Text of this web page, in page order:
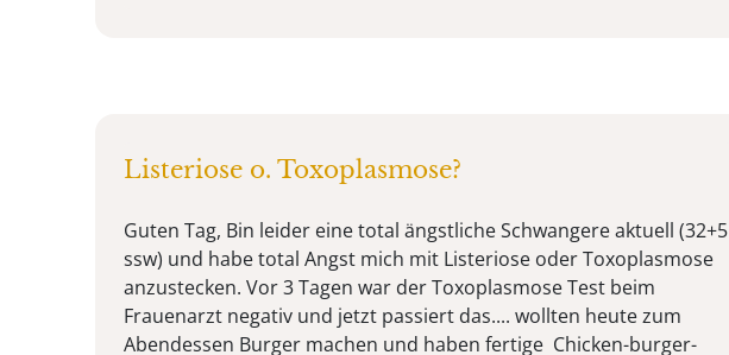
Listeriose o. Toxoplasmose?
Guten Tag, Bin leider eine total ängstliche Schwangere aktuell (32+5
ssw) und habe total Angst mich mit Listeriose oder Toxoplasmose
anzustecken. Vor 3 Tagen war der Toxoplasmose Test beim
Frauenarzt negativ und jetzt passiert das.... wollten heute zum
Abendessen Burger machen und haben fertige Chicken-burger-